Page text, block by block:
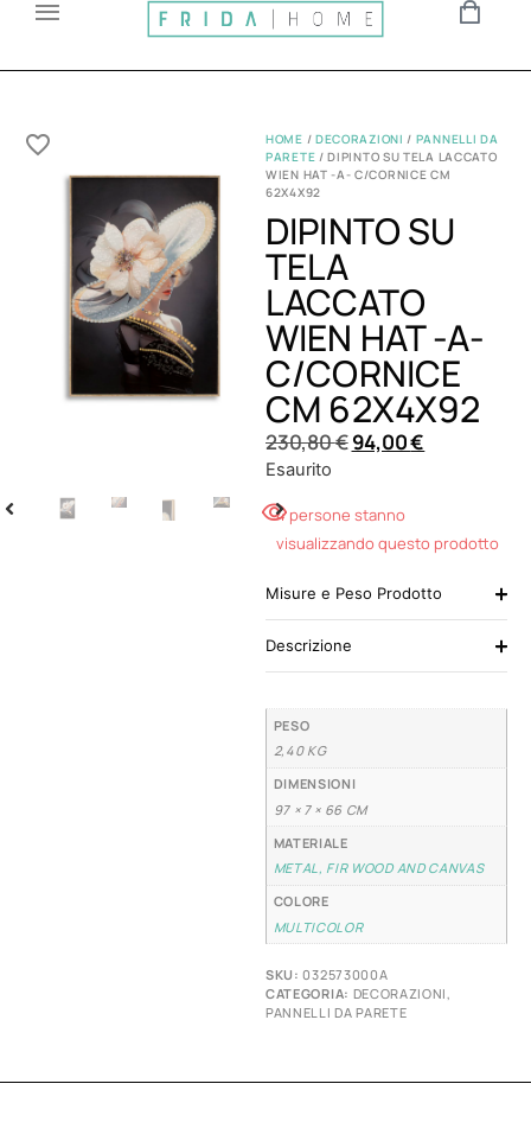
HOME / DECORAZIONI / PANNELLI DA
PARETE / DIPINTO SU TELA LACCATO
WIEN HAT -A- C/CORNICE CM
62X4X92
DIPINTO SU
TELA
LACCATO
WIEN HAT -A-
C/CORNICE
CM 62X4X92
230,80€94,00€
Esaurito
4 persone stanno
visualizzando questo prodotto
Misure e Peso Prodotto
Descrizione
PESO
2,40 KG
DIMENSIONI
97 × 7 × 66 CM
MATERIALE
METAL, FIR WOOD AND CANVAS
COLORE
MULTICOLOR
SKU:032573000A
CATEGORIA: DECORAZIONI,
PANNELLI DA PARETE